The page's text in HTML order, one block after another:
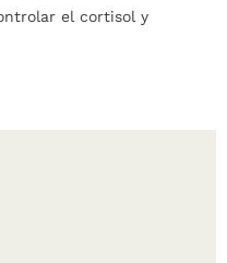
el cortisol y